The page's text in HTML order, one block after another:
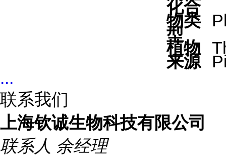
化合
物类
型
植物
来源
...
联系我们
上海钦诚生物科技有限公司
联系人 余经理